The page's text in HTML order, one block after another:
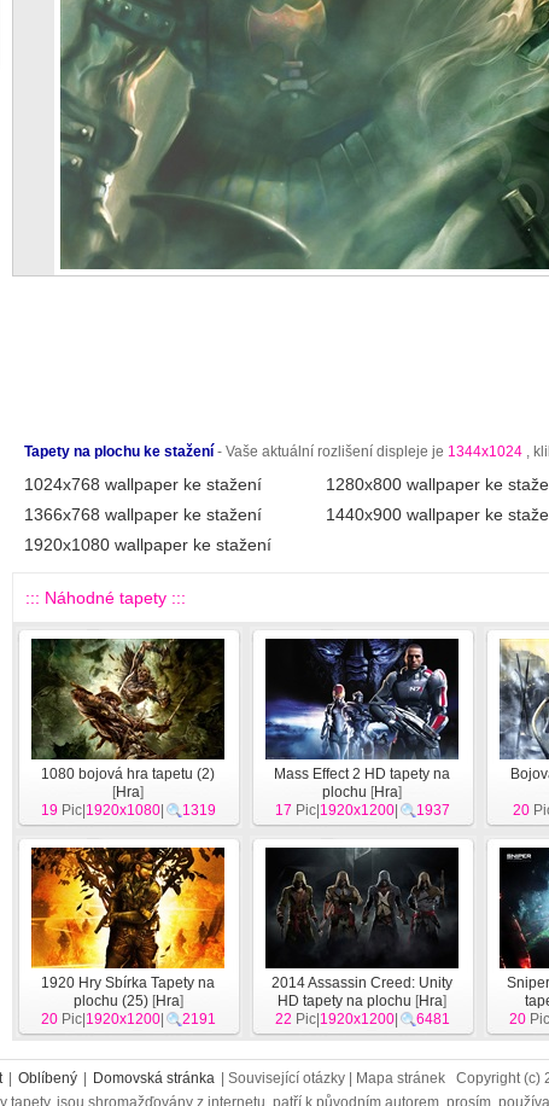
Tapety na plochu ke stažení - Vaše aktuální rozlišení displeje je 1344x1024 ,
1024x768 wallpaper ke stažení 1280x800 wallpaper ke
1366x768 wallpaper ke stažení
1440x900 wallpaper ke
1920x1080 wallpaper ke stažení
::: Náhodné tapety :::
1080 bojová hra tapetu (2)
[Hra]
19Pic| 1920x1080| 1319
Mass Effect 2 HD tapety na
plochu [Hra]
17 Pic| 1920x1200| 1937 20
1920 Hry Sbírka Tapety na
plochu (25)[Hra]
20Pic| 1920x1200| 2191
2014 Assassin Creed: Unity
HD tapety na plochu [Hra]
22 Pic| 1920x1200| 6481
20Pic|
Oblíbený Domovská stránka | Související otázky | Mapa stránek Copyright (c)
tapety, jsou shromažďovány z internetu, patří k původním autorem, prosím,